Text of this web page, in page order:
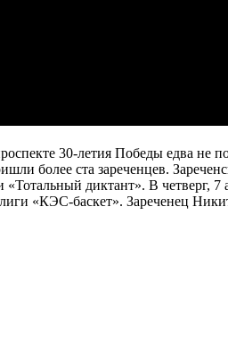
30-летия Победы едва не
более ста зареченцев.
диктант». В четверг, 7
«КЭС-баскет». Зареченец